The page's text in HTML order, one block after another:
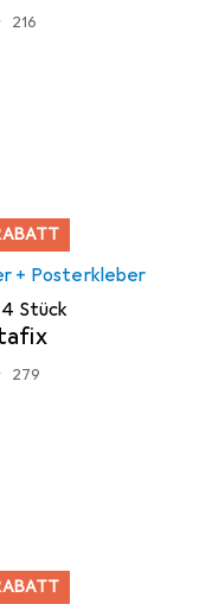
216
+ Posterkleber
Stück
279